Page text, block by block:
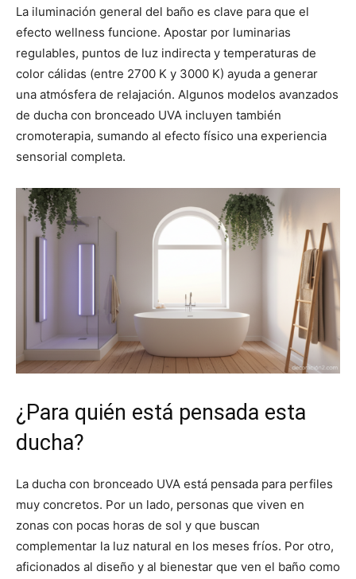
La iluminación general del baño es clave para que el
efecto wellness funcione. Apostar por luminarias
regulables, puntos de luz indirecta y temperaturas de
color cálidas (entre 2700 K y 3000 K) ayuda a generar
una atmósfera de relajación. Algunos modelos avanzados
de ducha con bronceado UVA incluyen también
cromoterapia, sumando al efecto físico una experiencia
sensorial completa.
¿Para quién está pensada esta
ducha?
La ducha con bronceado UVA está pensada para perfiles
muy concretos. Por un lado, personas que viven en
zonas con pocas horas de sol y que buscan
complementar la luz natural en los meses fríos. Por otro,
aficionados al diseño y al bienestar que ven el baño como